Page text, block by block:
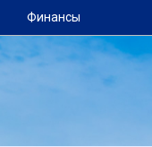
Финансы